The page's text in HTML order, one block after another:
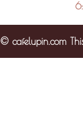
© cafelupin.com